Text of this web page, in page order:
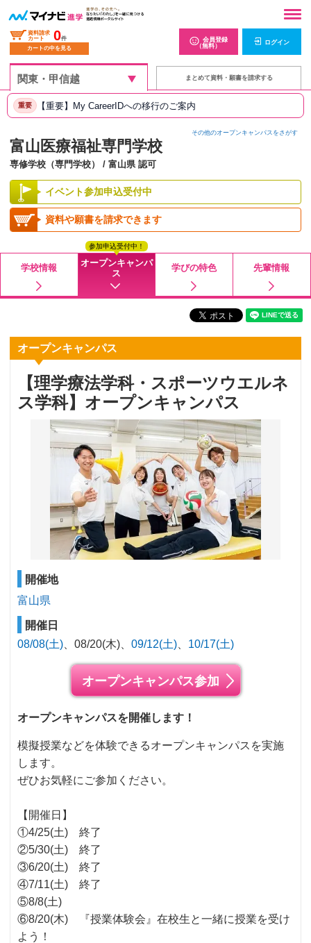
資料請求
カート
0件
カートの中を見る
会員登録
（無料）
ログイン
まとめて資料・願書を請求する
重要 【重要】My CareerIDへの移行のご案内
その他のオープンキャンパスをさがす
富山医療福祉専門学校
専修学校（専門学校） / 富山県 認可
イベント参加申込受付中
資料や願書を請求できます
学校情報
オープンキャンパ
ス
参加申込受付中！
学びの特色 先輩情報
オープンキャンパス
【理学療法学科・スポーツウエルネ
ス学科】オープンキャンパス
開催地
富山県
開催日
08/08(土)
08/20(木) 09/12(土) 10/17(土)
オープンキャンパス参加
オープンキャンパスを開催します！
模擬授業などを体験できるオープンキャンパスを実施
します。
ぜひお気軽にご参加ください。
【開催日】
①4/25(土) 終了
②5/30(土) 終了
③6/20(土) 終了
④7/11(土) 終了
⑤8/8(土)
⑥8/20(木) 『授業体験会』在校生と一緒に授業を受け
よう！